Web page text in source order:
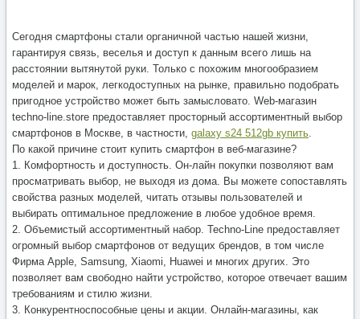
Сегодня смартфоны стали органичной частью нашей жизни,
гарантируя связь, веселья и доступ к данным всего лишь на
расстоянии вытянутой руки. Только с похожим многообразием
моделей и марок, легкодоступных на рынке, правильно подобрать
пригодное устройство может быть замысловато. Web-магазин
techno-line.store предоставляет просторный ассортиментный выбор
смартфонов в Москве, в частности, galaxy s24 512gb купить.
По какой причине стоит купить смартфон в веб-магазине?
1. Комфортность и доступность. Он-лайн покупки позволяют вам
просматривать выбор, не выходя из дома. Вы можете сопоставлять
свойства разных моделей, читать отзывы пользователей и
выбирать оптимальное предложение в любое удобное время.
2. Объемистый ассортиментный набор. Techno-Line предоставляет
огромный выбор смартфонов от ведущих брендов, в том числе
Фирма Apple, Samsung, Xiaomi, Huawei и многих других. Это
позволяет вам свободно найти устройство, которое отвечает вашим
требованиям и стилю жизни.
3. Конкурентноспособные цены и акции. Онлайн-магазины, как